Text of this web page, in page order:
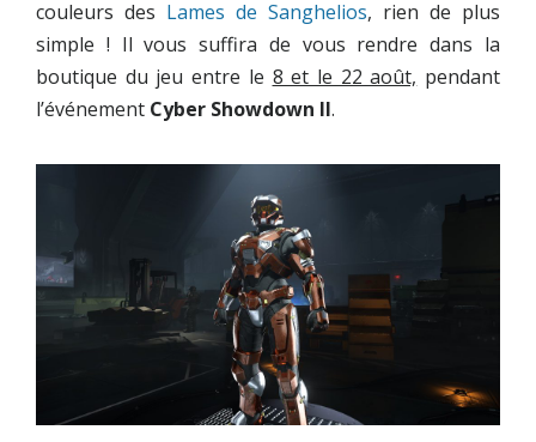
couleurs des Lames de Sanghelios, rien de plus
simple ! Il vous suffira de vous rendre dans la
boutique du jeu entre le 8 et le 22 août, pendant
l’événement Cyber Showdown II.